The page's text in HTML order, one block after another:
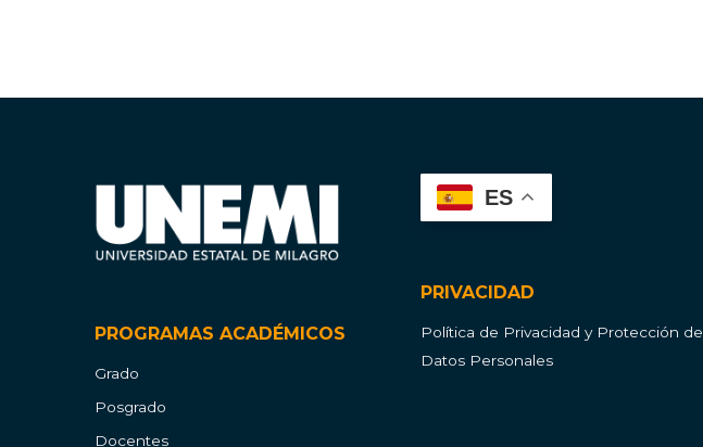
PROGRAMAS ACADÉMICOS
Grado
Posgrado
Docentes
ES
PRIVACIDAD
Política de Privacidad y Protección de
Datos Personales